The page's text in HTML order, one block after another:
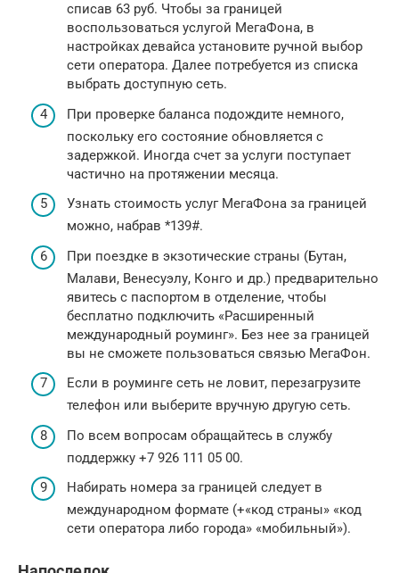
списав 63 руб. Чтобы за границей
воспользоваться услугой МегаФона, в
настройках девайса установите ручной выбор
сети оператора. Далее потребуется из списка
выбрать доступную сеть.
При проверке баланса подождите немного,
поскольку его состояние обновляется с
задержкой. Иногда счет за услуги поступает
частично на протяжении месяца.
Узнать стоимость услуг МегаФона за границей
можно, набрав *139#.
При поездке в экзотические страны (Бутан,
Малави, Венесуэлу, Конго и др.) предварительно
явитесь с паспортом в отделение, чтобы
бесплатно подключить «Расширенный
международный роуминг». Без нее за границей
вы не сможете пользоваться связью МегаФон.
Если в роуминге сеть не ловит, перезагрузите
телефон или выберите вручную другую сеть.
По всем вопросам обращайтесь в службу
поддержку +7 926 111 05 00.
Набирать номера за границей следует в
международном формате (+«код страны» «код
сети оператора либо города» «мобильный»).